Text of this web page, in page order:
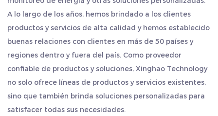
monitorear el consumo de energía de los equipos
empresas a ahorrar energía, reducir emisiones y
controlar costos.
Bienes raíces comerciales: en proyectos de bienes
raíces comerciales, como centros comerciales y
edificios de oficinas, se utiliza para monitorear el
A lo largo de los años, hemos brindado a los clientes
productos y servicios de alta calidad y hemos establecido
buenas relaciones con clientes en más de 50 países y
regiones dentro y fuera del país. Como proveedor
confiable de productos y soluciones, Xinghao Technology
no solo ofrece líneas de productos y servicios existentes,
sino que también brinda soluciones personalizadas para
satisfacer todas sus necesidades.